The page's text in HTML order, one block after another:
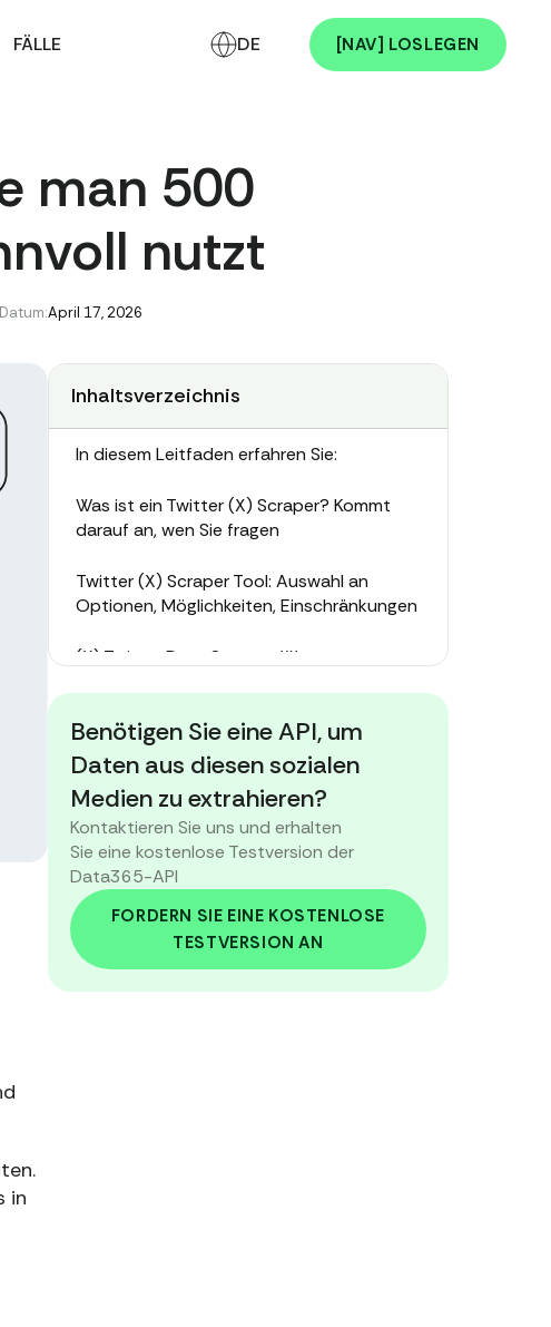
FÄLLE DE [NAV] LOSLEGEN
man 500
nutzt
Datum:April 17, 2026
in
Inhaltsverzeichnis
In diesem Leitfaden erfahren Sie:
Was ist ein Twitter (X) Scraper? Kommt
darauf an, wen Sie fragen
Twitter (X) Scraper Tool: Auswahl an
Optionen, Möglichkeiten, Einschränkungen
(X) Twitter Data Scraper: Was zu
Twitter (X) Scraping in Aktion: Daten als
neuer Treibstoff für jedes Projekt
Twitter (X) Media Scraper: Über die Worte
hinaus
(X) Twitter Scraper Online: Die richtige Wahl
treffen
Benötigen Sie eine API, um
Daten aus diesen sozialen
Medien zu extrahieren?
Kontaktieren Sie uns und erhalten
Sie eine kostenlose Testversion der
Data365-API
FORDERN SIE EINE KOSTENLOSE
TESTVERSION AN